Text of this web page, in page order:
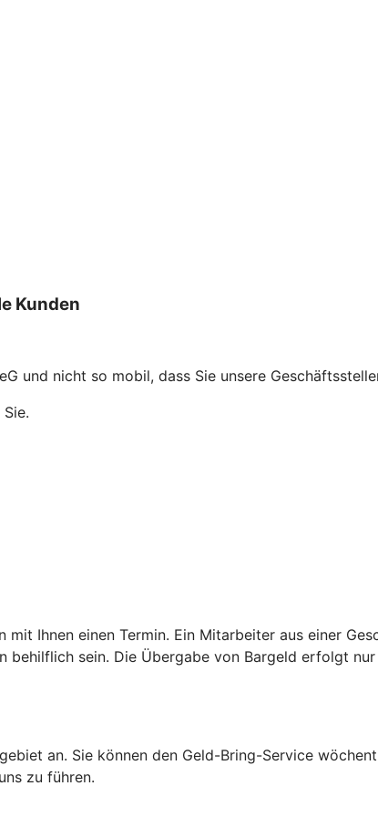
Kunden
und nicht so mobil, dass Sie unsere
Ihnen einen Termin. Ein Mitarbeiter aus einer
behilflich sein. Die Übergabe von Bargeld erfolgt
an. Sie können den Geld-Bring-Service
zu führen.